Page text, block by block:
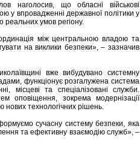
наголосив, що обласні військові
у впровадженні державної політики у
реальних умов регіону.
між центральною владою та
на виклики безпеки», – зазначив
вже вибудувано системну
функціонує розгалужена система
місцеві та спеціалізовані служби.
оповіщення, зокрема модернізації
нових технологічних рішень.
сучасну систему безпеки, яка
та ефективну взаємодію служб», –